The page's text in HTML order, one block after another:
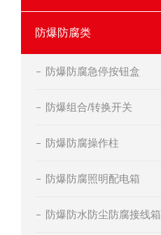
防爆防腐类
防爆防腐急停按钮盒
防爆组合/转换开关
防爆防腐操作柱
防爆防腐照明配电箱
防爆防水防尘防腐接线箱